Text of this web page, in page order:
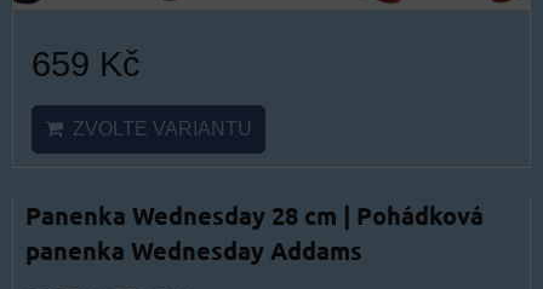
659 Kč
ZVOLTE VARIANTU
Panenka Wednesday 28 cm | Pohádková
panenka Wednesday Addams